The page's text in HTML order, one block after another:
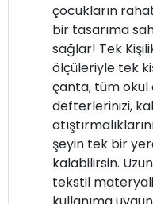
çocukların
bir tasarıma
sağlar! Tek
ölçüleriyle tek
çanta, tüm okul
defterlerinizi,
şeyin tek bir
kalabilirsin.
tekstil